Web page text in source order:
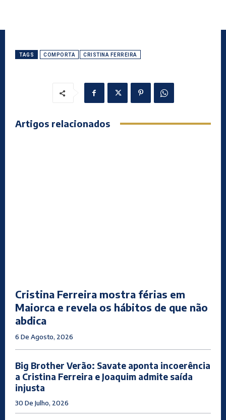
TAGS COMPORTA CRISTINA FERREIRA
Artigos relacionados
Cristina Ferreira mostra férias em
Maiorca e revela os hábitos de que não
abdica
6 De Agosto, 2026
Big Brother Verão: Savate aponta incoerência
a Cristina Ferreira e Joaquim admite saída
injusta
30 De Julho, 2026